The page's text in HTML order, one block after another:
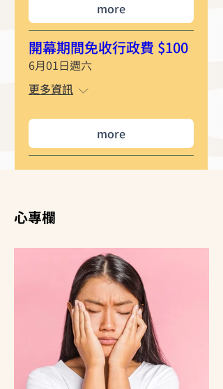
more
開幕期間免收行政費 $100
6月01日週六
更多資訊
more
心專欄